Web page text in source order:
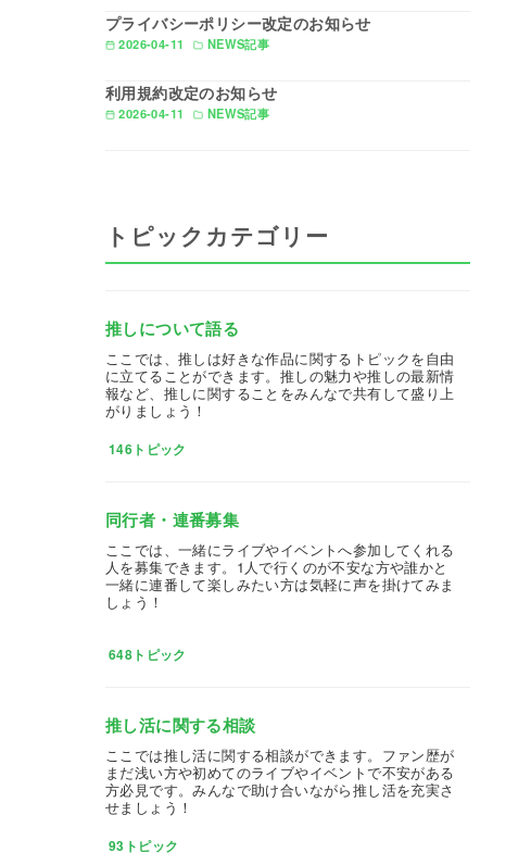
2026-04-11 NEWS記事
プライバシーポリシー改定のお知らせ
2026-04-11 NEWS記事
利用規約改定のお知らせ
トピックカテゴリー
推しについて語る
ここでは、推しは好きな作品に関するトピックを自由
に立てることができます。推しの魅力や推しの最新情
報など、推しに関することをみんなで共有して盛り上
がりましょう！
146トピック
同行者・連番募集
ここでは、一緒にライブやイベントへ参加してくれる
人を募集できます。1人で行くのが不安な方や誰かと
一緒に連番して楽しみたい方は気軽に声を掛けてみま
しょう！
648トピック
推し活に関する相談
ここでは推し活に関する相談ができます。ファン歴が
まだ浅い方や初めてのライブやイベントで不安がある
方必見です。みんなで助け合いながら推し活を充実さ
せましょう！
93トピック